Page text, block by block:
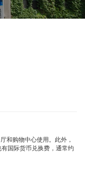
和购物中心使用。此外，
国际货币兑换费，通常约